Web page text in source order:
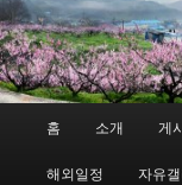
기
홈 소개 게
해외일정 자유